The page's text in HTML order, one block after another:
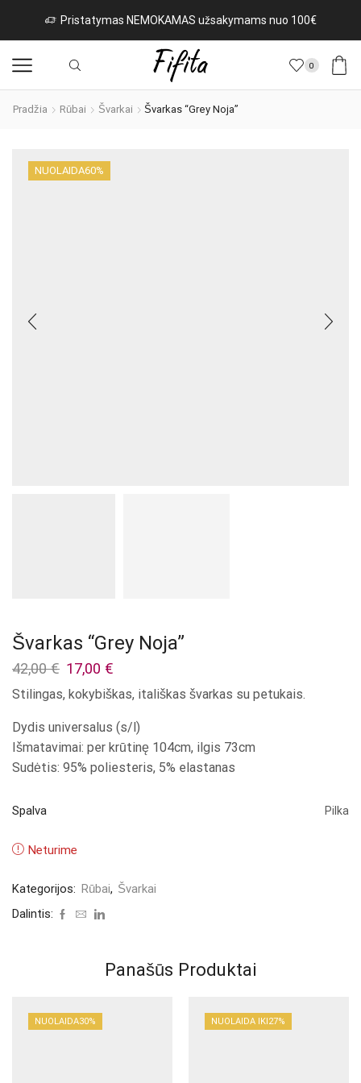
Pristatymas NEMOKAMAS užsakymams nuo 100€
0
Pradžia Rūbai Švarkai Švarkas “Grey Noja”
NUOLAIDA60%
Švarkas “Grey Noja”
42,00€ Original
was:
42,00 €.
17,00 €
is:
17,00 €.
Stilingas, kokybiškas, itališkas švarkas su petukais.
Dydis universalus (s/l)
Išmatavimai: per krūtinę 104cm, ilgis 73cm
Sudėtis: 95% poliesteris, 5% elastanas
Spalva Pilka
Neturime
Kategorijos: Rūbai, Švarkai
Dalintis:
Panašūs Produktai
NUOLAIDA30% NUOLAIDA IKI 27%